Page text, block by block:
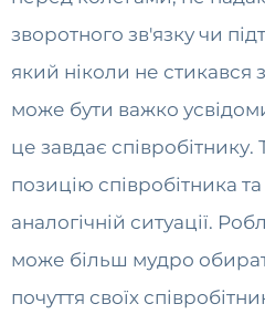
зворотного зв'язку чи
який ніколи не стикався
може бути важко
це завдає співробітнику.
позицію співробітника
аналогічній ситуації.
може більш мудро
почуття своїх